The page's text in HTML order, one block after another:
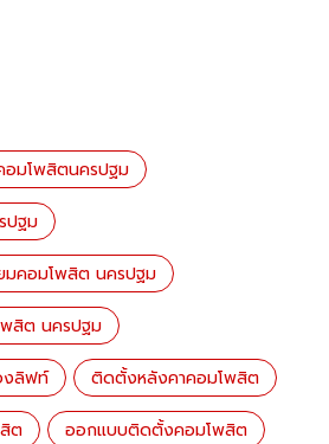
มโพสิตนครปฐม
ปฐม
คอมโพสิต นครปฐม
สิต นครปฐม
ลิฟท์ ติดตั้งหลังคาคอมโพสิต
ต ออกแบบติดตั้งคอมโพสิต